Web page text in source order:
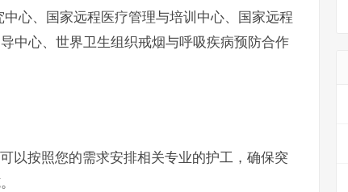
心、国家远程医疗管理与培训中心、国家远程
中心、世界卫生组织戒烟与呼吸疾病预防合作
以按照您的需求安排相关专业的护工，确保突